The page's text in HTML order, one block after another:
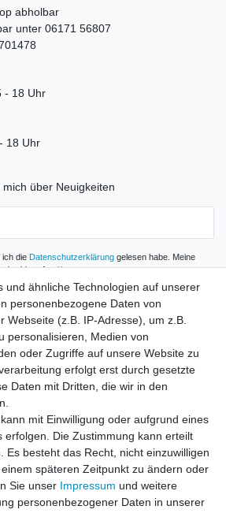
abholbar
unter 06171 56807
- 18 Uhr
18 Uhr
über Neuigkeiten
ich die Daten­schutz­erklärunggelesen habe. Meine
widerrufen.**
Abonnieren
** Hierbei handelt es sich um ein Pflichtfeld.
und Versand
und ähnliche Technologien auf unserer
personenbezogene Daten von
Webseite (z.B. IP-Adresse), um z.B.
personalisieren, Medien von
oder Zugriffe auf unsere Website zu
erfolgt erst durch gesetzte
Daten mit Dritten, die wir in den
mit Einwilligung oder aufgrund eines
erfolgen. Die Zustimmung kann erteilt
Es besteht das Recht, nicht einzuwilligen
späteren Zeitpunkt zu ändern oder
Sie unser Impressum und weitere
personenbezogener Daten in unserer